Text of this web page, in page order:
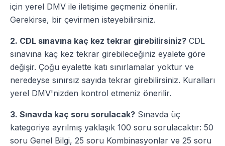
için yerel DMV ile iletişime geçmeniz önerilir.
Gerekirse, bir çevirmen isteyebilirsiniz.
2. CDL sınavına kaç kez tekrar girebilirsiniz? CDL
sınavına kaç kez tekrar girebileceğiniz eyalete göre
değişir. Çoğu eyalette katı sınırlamalar yoktur ve
neredeyse sınırsız sayıda tekrar girebilirsiniz. Kuralları
yerel DMV'nizden kontrol etmeniz önerilir.
3. Sınavda kaç soru sorulacak? Sınavda üç
kategoriye ayrılmış yaklaşık 100 soru sorulacaktır: 50
soru Genel Bilgi, 25 soru Kombinasyonlar ve 25 soru